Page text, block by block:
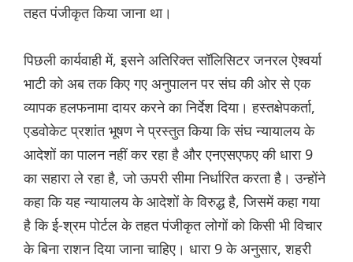
तहत पंजीकृत किया जाना था।
पिछली कार्यवाही में, इसने अतिरिक्त सॉलिसिटर जनरल ऐश्वर्या
भाटी को अब तक किए गए अनुपालन पर संघ की ओर से एक
व्यापक हलफनामा दायर करने का निर्देश दिया। हस्तक्षेपकर्ता,
एडवोकेट प्रशांत भूषण ने प्रस्तुत किया कि संघ न्यायालय के
आदेशों का पालन नहीं कर रहा है और एनएसएफए की धारा 9
का सहारा ले रहा है, जो ऊपरी सीमा निर्धारित करता है। उन्होंने
कहा कि यह न्यायालय के आदेशों के विरुद्ध है, जिसमें कहा गया
है कि ई-श्रम पोर्टल के तहत पंजीकृत लोगों को किसी भी विचार
के बिना राशन दिया जाना चाहिए। धारा 9 के अनुसार, शहरी